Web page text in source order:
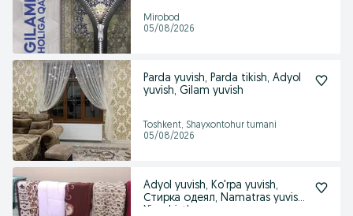
Mirobod
05/08/2026
Parda yuvish, Parda tikish, Adyol
yuvish, Gilam yuvish
Toshkent, Shayxontohur tumani
05/08/2026
Adyol yuvish, Ko'rpa yuvish,
Стирка одеял, Namatras yuvish,